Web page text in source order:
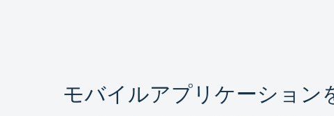
モバイルアプリケーション